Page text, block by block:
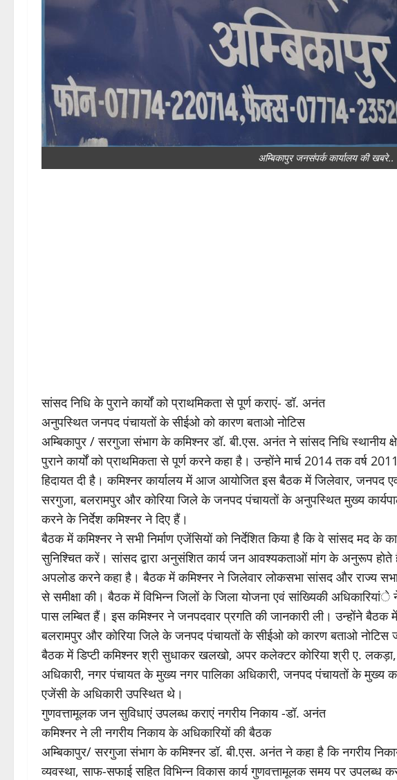
अम्बिकापुर जनसंपर्क कार्यालय की खबरे..
सांसद निधि के पुराने कार्यों को प्राथमिकता से पूर्ण कराएं- डॉ. अनंत
अनुपस्थित जनपद पंचायतों के सीईओ को कारण बताओ नोटिस
अम्बिकापुर / सरगुजा संभाग के कमिश्नर डॉ. बी.एस. अनंत ने सांसद निधि स्थानीय
पुराने कार्यों को प्राथमिकता से पूर्ण करने कहा है। उन्होंने मार्च 2014 तक वर्ष
हिदायत दी है। कमिश्नर कार्यालय में आज आयोजित इस बैठक में जिलेवार, जनपद
सरगुजा, बलरामपुर और कोरिया जिले के जनपद पंचायतों के अनुपस्थित मुख्य
करने के निर्देश कमिश्नर ने दिए हैं।
बैठक में कमिश्नर ने सभी निर्माण एजेंसियों को निर्देशित किया है कि वे सांसद मद के
सुनिश्चित करें। सांसद द्वारा अनुसंशित कार्य जन आवश्यकताओं मांग के अनुरूप होते
अपलोड करने कहा है। बैठक में कमिश्नर ने जिलेवार लोकसभा सांसद और राज्य सभा
से समीक्षा की। बैठक में विभिन्न जिलों के जिला योजना एवं सांख्यिकी
पास लम्बित हैं। इस कमिश्नर ने जनपदवार प्रगति की जानकारी ली। उन्होंने
बलरामपुर और कोरिया जिले के जनपद पंचायतों के सीईओ को कारण बताओ नोटिस
बैठक में डिप्टी कमिश्नर श्री सुधाकर खलखो, अपर कलेक्टर कोरिया श्री ए.
अधिकारी, नगर पंचायत के मुख्य नगर पालिका अधिकारी, जनपद पंचायतों के मुख्य
एजेंसी के अधिकारी उपस्थित थे।
गुणवत्तामूलक जन सुविधाएं उपलब्ध कराएं नगरीय निकाय -डॉ. अनंत
कमिश्नर ने ली नगरीय निकाय के अधिकारियों की बैठक
अम्बिकापुर/ सरगुजा संभाग के कमिश्नर डॉ. बी.एस. अनंत ने कहा है कि नगरीय
व्यवस्था, साफ-सफाई सहित विभिन्न विकास कार्य गुणवत्तामूलक समय पर उपलब्ध